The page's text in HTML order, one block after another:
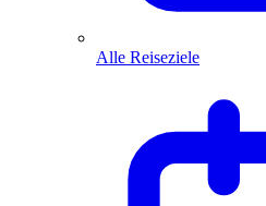
Alle Reiseziele